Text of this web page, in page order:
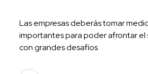
Las empresas deberás tomar
importantes para poder afrontar el
con grandes desafíos